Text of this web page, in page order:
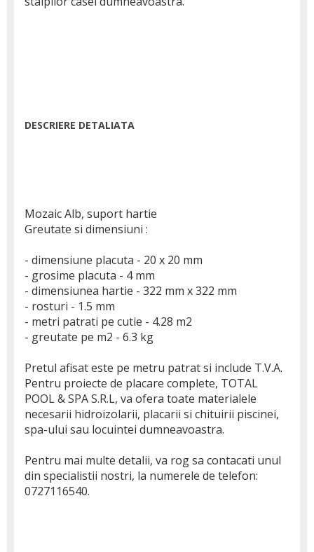
DESCRIERE DETALIATA
Mozaic Alb, suport hartie
Greutate si dimensiuni :
- dimensiune placuta - 20 x 20 mm
- grosime placuta - 4 mm
- dimensiunea hartie - 322 mm x 322 mm
- rosturi - 1.5 mm
- metri patrati pe cutie - 4.28 m2
- greutate pe m2 - 6.3 kg
Pretul afisat este pe metru patrat si include T.V.A.
Pentru proiecte de placare complete, TOTAL
POOL & SPA S.R.L, va ofera toate materialele
necesarii hidroizolarii, placarii si chituirii piscinei,
spa-ului sau locuintei dumneavoastra.
Pentru mai multe detalii, va rog sa contacati unul
din specialistii nostri, la numerele de telefon:
0727116540.